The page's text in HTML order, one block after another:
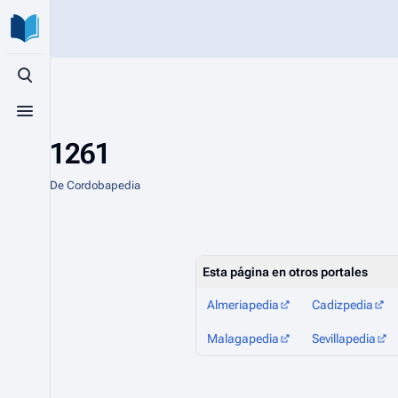
Búsqueda alternativa
Menú alternativo
1261
De Cordobapedia
Esta página en otros portales
Almeriapedia Cadizpedia
Malagapedia Sevillapedia